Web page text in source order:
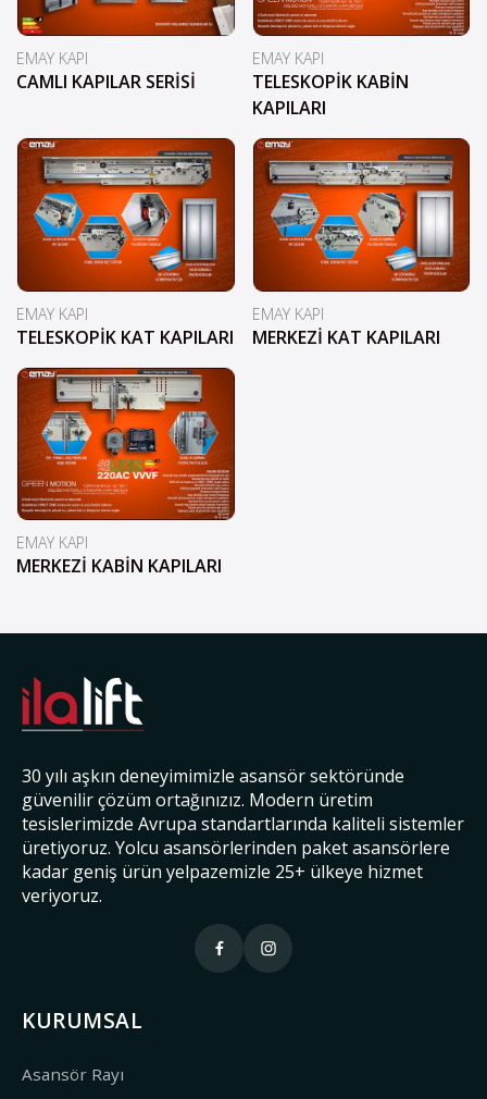
EMAY KAPI
CAMLI KAPILAR SERİSİ
EMAY KAPI
TELESKOPİK KABİN
KAPILARI
EMAY KAPI
TELESKOPİK KAT KAPILARI
EMAY KAPI
MERKEZİ KAT KAPILARI
EMAY KAPI
MERKEZİ KABİN KAPILARI
30 yılı aşkın deneyimimizle asansör sektöründe
güvenilir çözüm ortağınızız. Modern üretim
tesislerimizde Avrupa standartlarında kaliteli sistemler
üretiyoruz. Yolcu asansörlerinden paket asansörlere
kadar geniş ürün yelpazemizle 25+ ülkeye hizmet
veriyoruz.
KURUMSAL
Asansör Rayı